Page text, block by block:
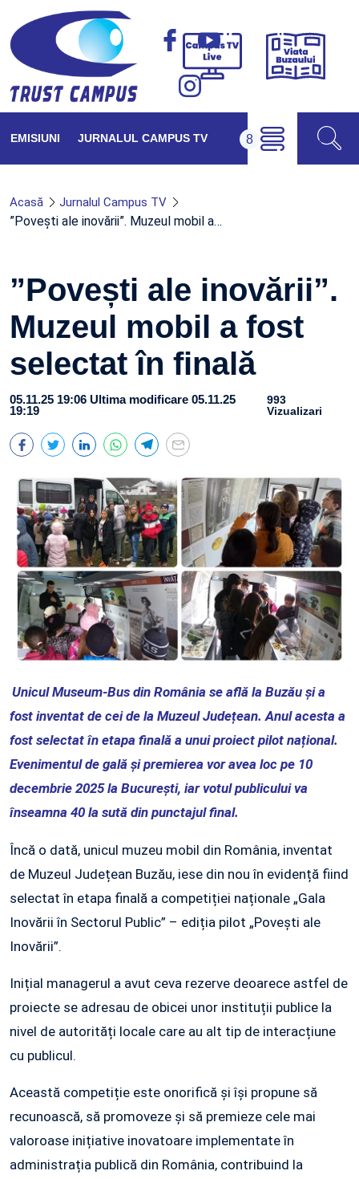
Campus
Viața
EMISIUNI JURNALUL CAMPUS TV
Acasă Jurnalul Campus TV
”Povești ale inovării”. Muzeul mobil a…
”Povești ale inovării”.
Muzeul mobil a fost
selectat în finală
05.11.25 19:06 Ultima modificare 05.11.25
19:19
993
Vizualizari
Unicul Museum-Bus din România se află la Buzău și a
fost inventat de cei de la Muzeul Județean. Anul acesta a
fost selectat în etapa finală a unui proiect pilot național.
Evenimentul de gală și premierea vor avea loc pe 10
decembrie 2025 la București, iar votul publicului va
înseamna 40 la sută din punctajul final.
Încă o dată, unicul muzeu mobil din România, inventat
de Muzeul Județean Buzău, iese din nou în evidență fiind
selectat în etapa finală a competiției naționale „Gala
Inovării în Sectorul Public” – ediția pilot „Povești ale
Inovării”.
Inițial managerul a avut ceva rezerve deoarece astfel de
proiecte se adresau de obicei unor instituții publice la
nivel de autorități locale care au alt tip de interacțiune
cu publicul.
Această competiție este onorifică și își propune să
recunoască, să promoveze și să premieze cele mai
valoroase inițiative inovatoare implementate în
administrația publică din România, contribuind la